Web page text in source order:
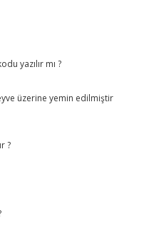
yazılır mı ?
üzerine yemin edilmiştir
?